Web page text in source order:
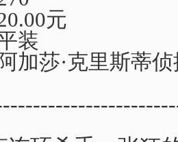
元
装
阿加莎·克里斯蒂